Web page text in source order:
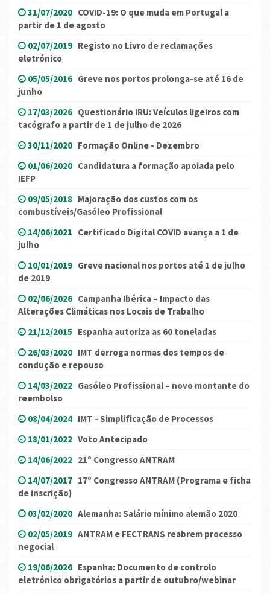
31/07/2020 COVID-19: O que muda em Portugal a
partir de 1 de agosto
02/07/2019 Registo no Livro de reclamações
eletrónico
05/05/2016 Greve nos portos prolonga-se até 16 de
junho
17/03/2026 Questionário IRU: Veículos ligeiros com
tacógrafo a partir de 1 de julho de 2026
30/11/2020 Formação Online - Dezembro
01/06/2020 Candidatura a formação apoiada pelo
IEFP
09/05/2018 Majoração dos custos com os
combustíveis/Gasóleo Profissional
14/06/2021 Certificado Digital COVID avança a 1 de
julho
10/01/2019 Greve nacional nos portos até 1 de julho
de 2019
02/06/2026 Campanha Ibérica – Impacto das
Alterações Climáticas nos Locais de Trabalho
21/12/2015 Espanha autoriza as 60 toneladas
26/03/2020 IMT derroga normas dos tempos de
condução e repouso
14/03/2022 Gasóleo Profissional – novo montante do
reembolso
08/04/2024 IMT - Simplificação de Processos
18/01/2022 Voto Antecipado
14/06/2022 21º Congresso ANTRAM
14/07/2017 17º Congresso ANTRAM (Programa e ficha
de inscrição)
03/02/2020 Alemanha: Salário mínimo alemão 2020
02/05/2019 ANTRAM e FECTRANS reabrem processo
negocial
19/06/2026 Espanha: Documento de controlo
eletrónico obrigatórios a partir de outubro/webinar